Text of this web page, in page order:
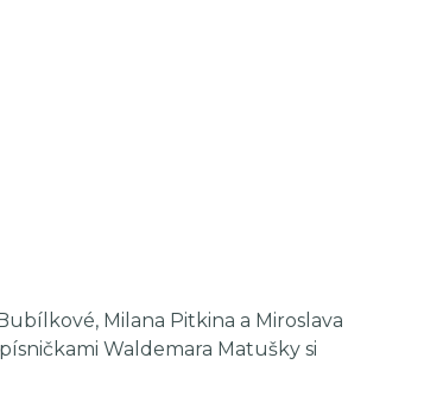
Milana Pitkina a Miroslava
Waldemara Matušky si